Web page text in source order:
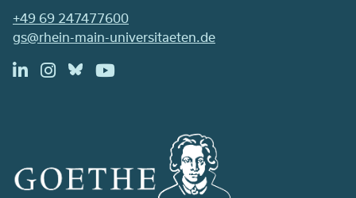
+49 69 247477600
gs@rhein-main-universitaeten.de